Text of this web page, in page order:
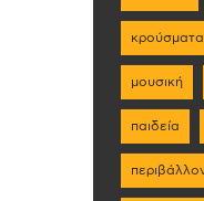
κρούσματα
μουσική
παιδεία